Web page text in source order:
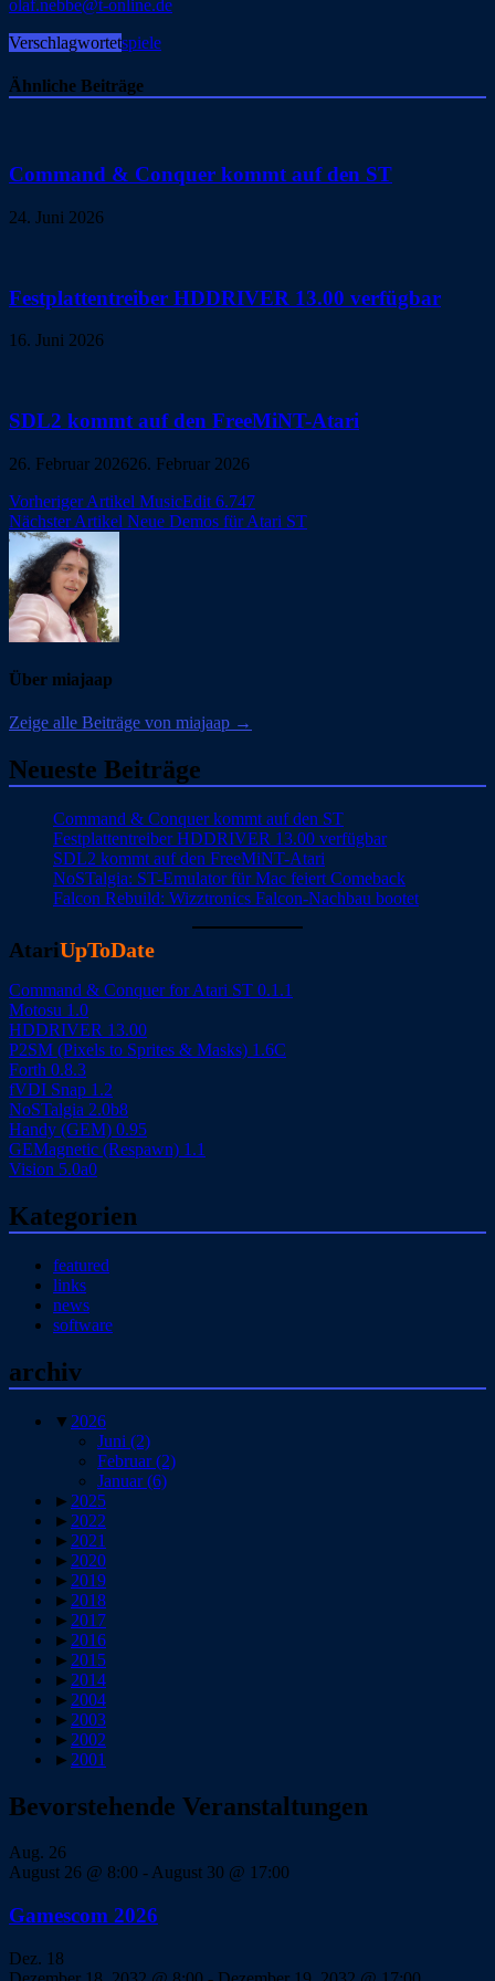
olaf.nebbe@t-online.de
Verschlagwortetspiele
Ähnliche Beiträge
Command & Conquer kommt auf den ST
24. Juni 2026
Festplattentreiber HDDRIVER 13.00 verfügbar
16. Juni 2026
SDL2 kommt auf den FreeMiNT-Atari
26. Februar 202626. Februar 2026
Beitragsnavigation
Vorheriger Artikel MusicEdit 6.747
Nächster Artikel Neue Demos für Atari ST
Über miajaap
Zeige alle Beiträge von miajaap →
Neueste Beiträge
Command & Conquer kommt auf den ST
Festplattentreiber HDDRIVER 13.00 verfügbar
SDL2 kommt auf den FreeMiNT-Atari
NoSTalgia: ST-Emulator für Mac feiert Comeback
Falcon Rebuild: Wizztronics Falcon-Nachbau bootet
AtariUpToDate
Command & Conquer for Atari ST 0.1.1
Motosu 1.0
HDDRIVER 13.00
P2SM (Pixels to Sprites & Masks) 1.6C
Forth 0.8.3
fVDI Snap 1.2
NoSTalgia 2.0b8
Handy (GEM) 0.95
GEMagnetic (Respawn) 1.1
Vision 5.0a0
Kategorien
featured
links
news
software
archiv
▼ 2026
Juni (2)
Februar(2)
Januar(6)
► 2025
► 2022
► 2021
► 2020
► 2019
► 2018
► 2017
► 2016
► 2015
► 2014
► 2004
► 2003
► 2002
► 2001
Bevorstehende Veranstaltungen
Aug. 26
August 26 @ 8:00 -August 30 @ 17:00
Gamescom 2026
Dez. 18